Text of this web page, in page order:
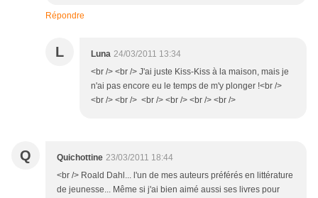
Répondre
L Luna 24/03/2011 13:34
<br /> <br /> J'ai juste Kiss-Kiss à la maison, mais je
n'ai pas encore eu le temps de m'y plonger !<br />
<br /> <br /> <br /> <br /> <br /> <br />
Q Quichottine 23/03/2011 18:44
<br /> Roald Dahl... l'un de mes auteurs préférés en littérature
de jeunesse... Même si j'ai bien aimé aussi ses livres pour